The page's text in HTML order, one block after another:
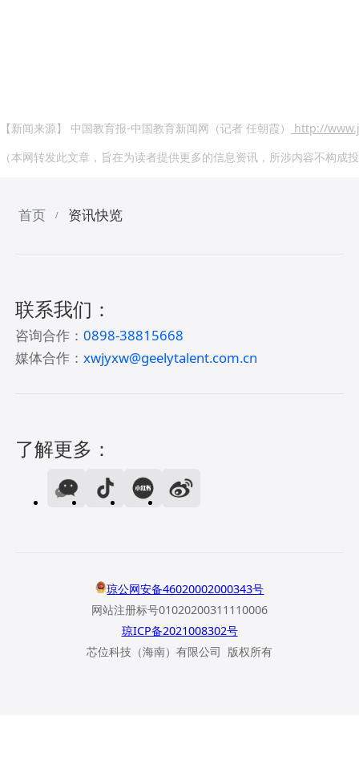
【新闻来源】 中国教育报-中国教育新闻网（记者 任朝霞）
http://
（本网转发此文章，旨在为读者提供更多的信息资讯，所涉内容不构
首页 / 资讯快览
联系我们：
咨询合作：0898-38815668
媒体合作：xwjyxw@geelytalent.com.cn
了解更多：
琼公网安备46020002000343号
网站注册标号01020200311110006
琼ICP备2021008302号
芯位科技（海南）有限公司 版权所有